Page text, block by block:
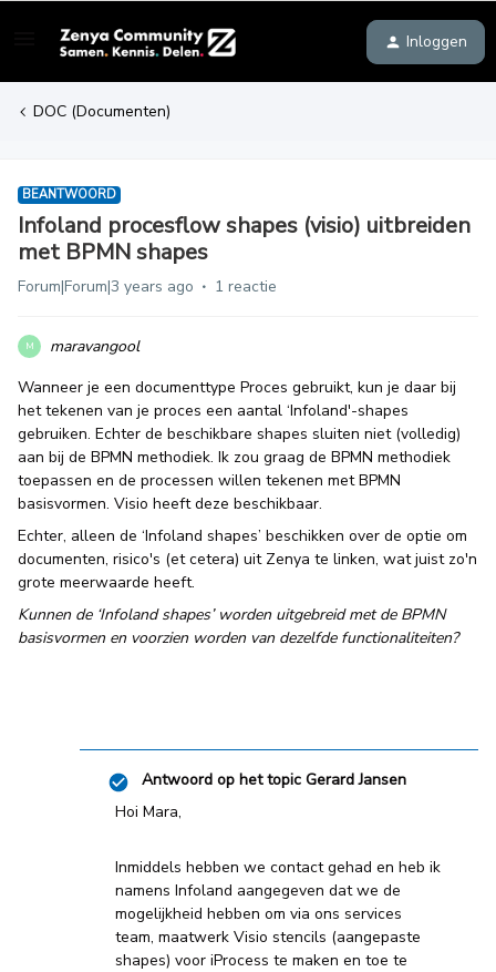
Inloggen
DOC (Documenten)
BEANTWOORD
Infoland procesflow shapes (visio) uitbreiden
met BPMN shapes
Forum|Forum|3 years ago 1 reactie
M
maravangool
Wanneer je een documenttype Proces gebruikt, kun je daar bij
het tekenen van je proces een aantal ‘Infoland'-shapes
gebruiken. Echter de beschikbare shapes sluiten niet (volledig)
aan bij de BPMN methodiek. Ik zou graag de BPMN methodiek
toepassen en de processen willen tekenen met BPMN
basisvormen. Visio heeft deze beschikbaar.
Echter, alleen de ‘Infoland shapes’ beschikken over de optie om
documenten, risico's (et cetera) uit Zenya te linken, wat juist zo'n
grote meerwaarde heeft.
Kunnen de ‘Infoland shapes’ worden uitgebreid met de BPMN
basisvormen en voorzien worden van dezelfde functionaliteiten?
Antwoord op het topic Gerard Jansen
Hoi Mara,
Inmiddels hebben we contact gehad en heb ik
namens Infoland aangegeven dat we de
mogelijkheid hebben om via ons services
team, maatwerk Visio stencils (aangepaste
shapes) voor iProcess te maken en toe te